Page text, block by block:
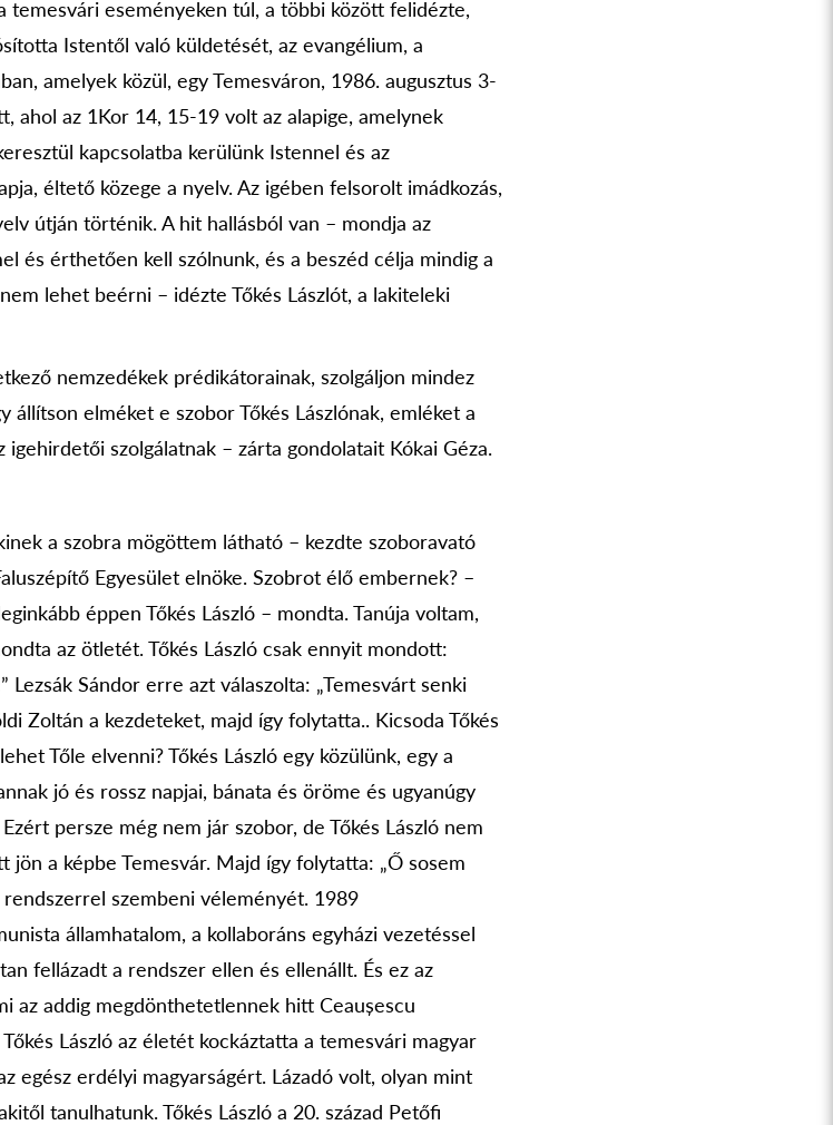
eseményeken túl, a többi között felidézte,
Istentől való küldetését, az evangélium, a
amelyek közül, egy Temesváron, 1986. augusztus 3-
ahol az 1Kor 14, 15-19 volt az alapige, amelynek
kapcsolatba kerülünk Istennel és az
éltető közege a nyelv. Az igében felsorolt imádkozás,
útján történik. A hit hallásból van – mondja az
és érthetően kell szólnunk, és a beszéd célja mindig a
lehet beérni – idézte Tőkés Lászlót, a lakiteleki
nemzedékek prédikátorainak, szolgáljon mindez
állítson elméket e szobor Tőkés Lászlónak, emléket a
szolgálatnak – zárta gondolatait Kókai Géza.
a szobra mögöttem látható – kezdte szoboravató
Egyesület elnöke. Szobrot élő embernek? –
éppen Tőkés László – mondta. Tanúja voltam,
az ötletét. Tőkés László csak ennyit mondott:
Lezsák Sándor erre azt válaszolta: „Temesvárt senki
Zoltán a kezdeteket, majd így folytatta.. Kicsoda Tőkés
Tőle elvenni? Tőkés László egy közülünk, egy a
jó és rossz napjai, bánata és öröme és ugyanúgy
persze még nem jár szobor, de Tőkés László nem
jön a képbe Temesvár. Majd így folytatta: „Ő sosem
szembeni véleményét. 1989
államhatalom, a kollaboráns egyházi vezetéssel
fellázadt a rendszer ellen és ellenállt. És ez az
az addig megdönthetetlennek hitt Ceaușescu
László az életét kockáztatta a temesvári magyar
egész erdélyi magyarságért. Lázadó volt, olyan mint
tanulhatunk. Tőkés László a 20. század Petőfi